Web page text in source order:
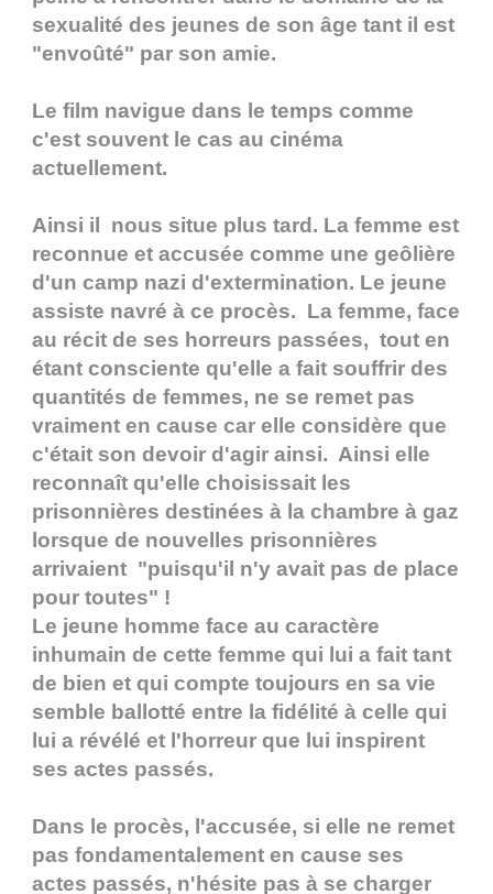
sexualité des jeunes de son âge tant il est
"envoûté" par son amie.
Le film navigue dans le temps comme
c'est souvent le cas au cinéma
actuellement.
Ainsi il nous situe plus tard. La femme est
reconnue et accusée comme une geôlière
d'un camp nazi d'extermination. Le jeune
assiste navré à ce procès. La femme, face
au récit de ses horreurs passées, tout en
étant consciente qu'elle a fait souffrir des
quantités de femmes, ne se remet pas
vraiment en cause car elle considère que
c'était son devoir d'agir ainsi. Ainsi elle
reconnaît qu'elle choisissait les
prisonnières destinées à la chambre à gaz
lorsque de nouvelles prisonnières
arrivaient "puisqu'il n'y avait pas de place
pour toutes" !
Le jeune homme face au caractère
inhumain de cette femme qui lui a fait tant
de bien et qui compte toujours en sa vie
semble ballotté entre la fidélité à celle qui
lui a révélé et l'horreur que lui inspirent
ses actes passés.
Dans le procès, l'accusée, si elle ne remet
pas fondamentalement en cause ses
actes passés, n'hésite pas à se charger